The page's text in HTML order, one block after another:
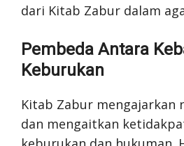
dari Kitab Zabur dalam
Pembeda Antara
Keburukan
Kitab Zabur mengajarkan
dan mengaitkan